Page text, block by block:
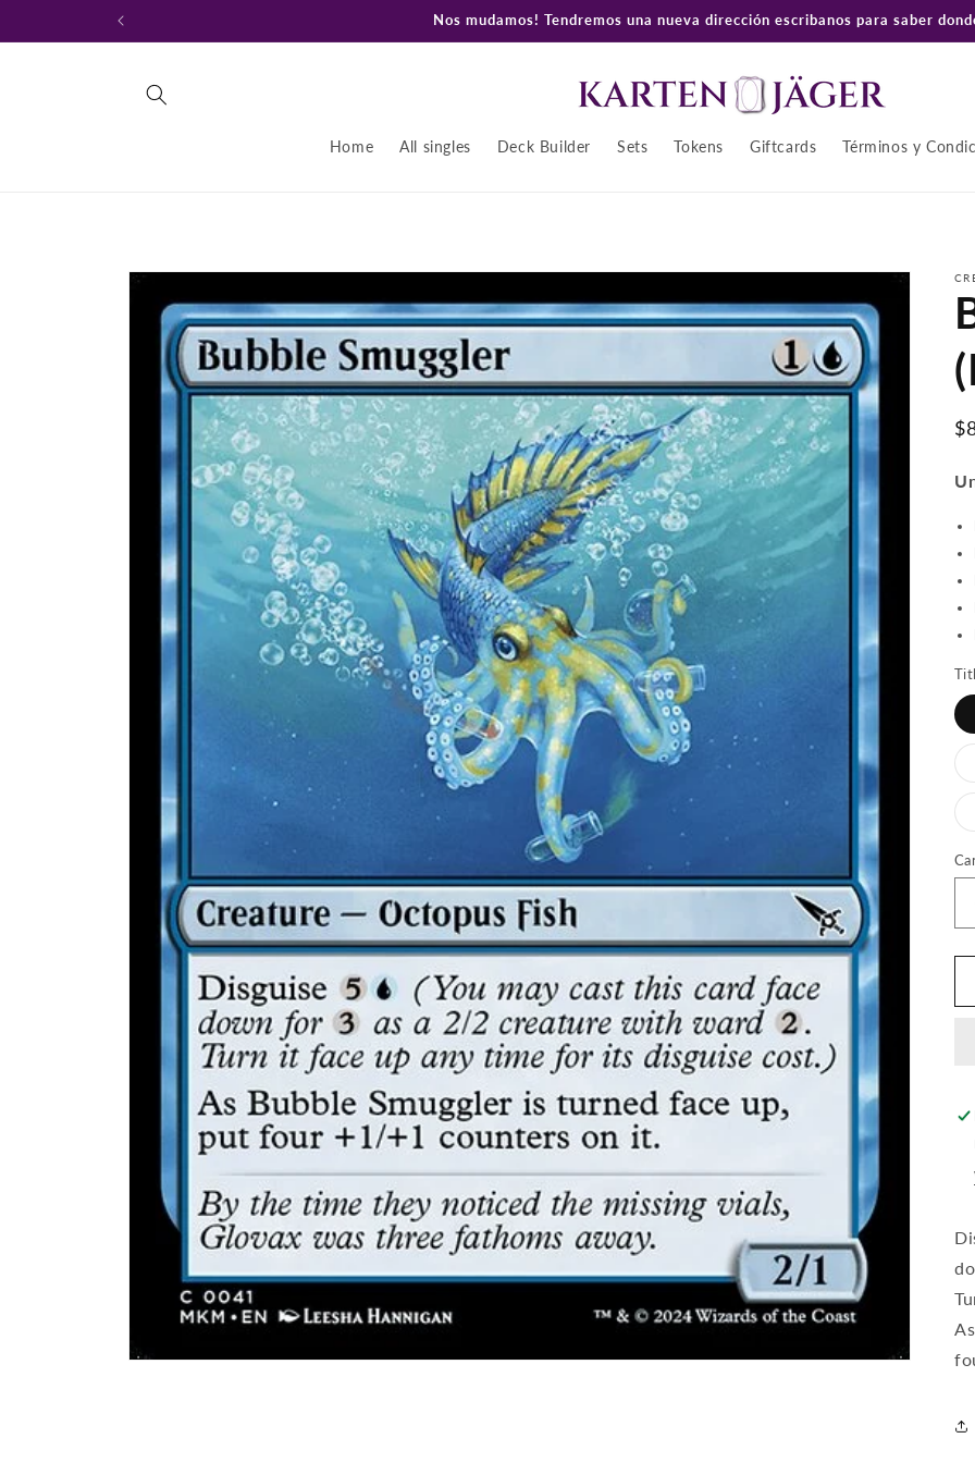
directamente
al contenido
Nos mudamos! Tendremos una nueva dirección escribanos para saber
Home All singles Deck Builder Sets Tokens Giftcards Términos y
directamente
información
del producto